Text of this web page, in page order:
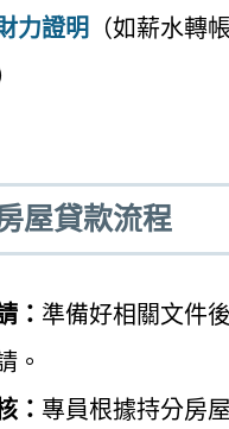
力證明
（如薪水轉
屋貸款流程
： 準備好相關文件
。
： 專員根據持分房